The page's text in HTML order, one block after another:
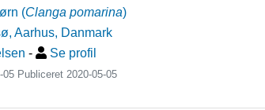
(Clanga pomarina)
Aarhus, Danmark
- Se profil
05 Publiceret 2020-05-05